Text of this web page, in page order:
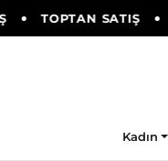
TOPTAN SATIŞ
Kadın